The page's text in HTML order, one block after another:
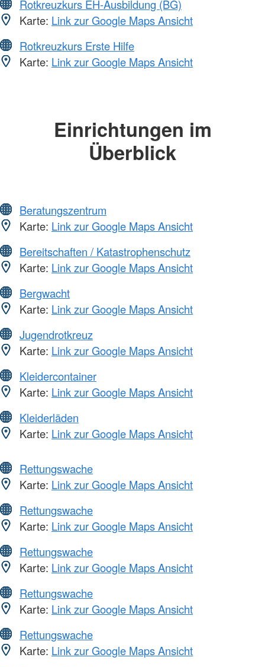
Rotkreuzkurs EH-Ausbildung (BG)
Karte: Link zur Google Maps Ansicht
Rotkreuzkurs Erste Hilfe
Karte: Link zur Google Maps Ansicht
Einrichtungen im
Überblick
Beratungszentrum
Karte: Link zur Google Maps Ansicht
Bereitschaften / Katastrophenschutz
Karte: Link zur Google Maps Ansicht
Bergwacht
Karte: Link zur Google Maps Ansicht
Jugendrotkreuz
Karte: Link zur Google Maps Ansicht
Kleidercontainer
Karte: Link zur Google Maps Ansicht
Kleiderläden
Karte: Link zur Google Maps Ansicht
Rettungswache
Karte: Link zur Google Maps Ansicht
Rettungswache
Karte: Link zur Google Maps Ansicht
Rettungswache
Karte: Link zur Google Maps Ansicht
Rettungswache
Karte: Link zur Google Maps Ansicht
Rettungswache
Karte: Link zur Google Maps Ansicht